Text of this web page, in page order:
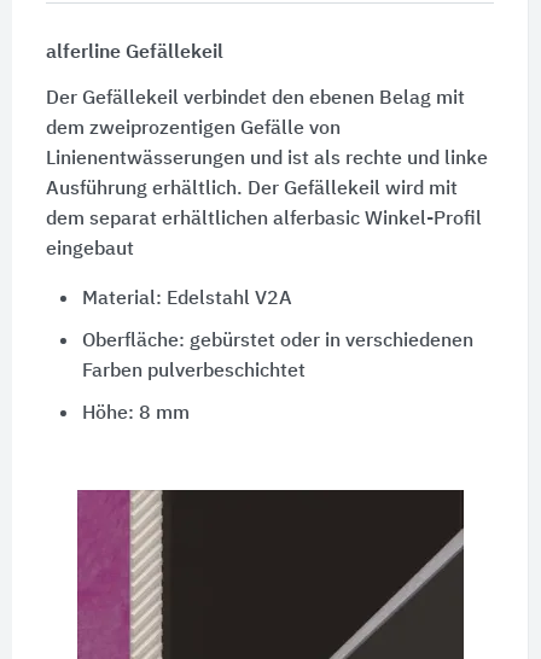
alferline Gefällekeil
Der Gefällekeil verbindet den ebenen Belag mit
dem zweiprozentigen Gefälle von
Linienentwässerungen und ist als rechte und linke
Ausführung erhältlich. Der Gefällekeil wird mit
dem separat erhältlichen alferbasic Winkel-Profil
eingebaut
Material: Edelstahl V2A
Oberfläche: gebürstet oder in verschiedenen
Farben pulverbeschichtet
Höhe: 8 mm